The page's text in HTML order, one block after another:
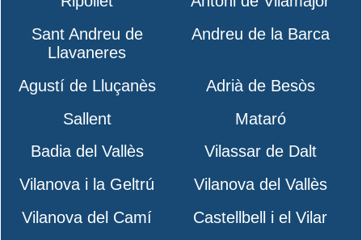
Sant Andreu de
Llavaneres
Andreu de la Barca
Agustí de Lluçanès
Adrià de Besòs
Sallent
Mataró
Badia del Vallès
Vilassar de Dalt
Vilanova i la Geltrú
Vilanova del Vallès
Vilanova del Camí
Castellbell i el Vilar